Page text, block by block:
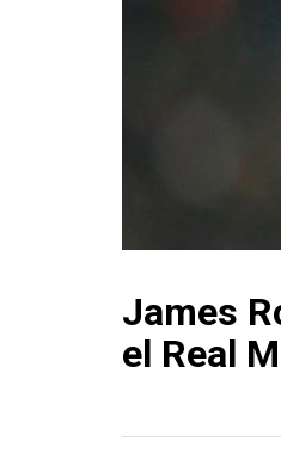
James
el Real